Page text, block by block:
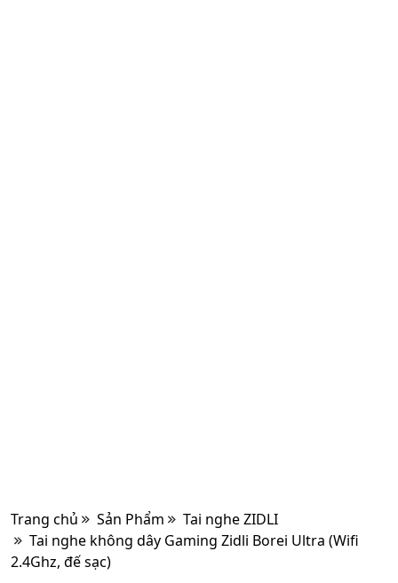
Trang chủ Sản Phẩm
Tai nghe ZIDLI
Tai nghe không dây Gaming Zidli Borei Ultra (Wifi
2.4Ghz, đế sạc)